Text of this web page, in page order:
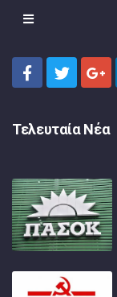
Τελευταία Νέα